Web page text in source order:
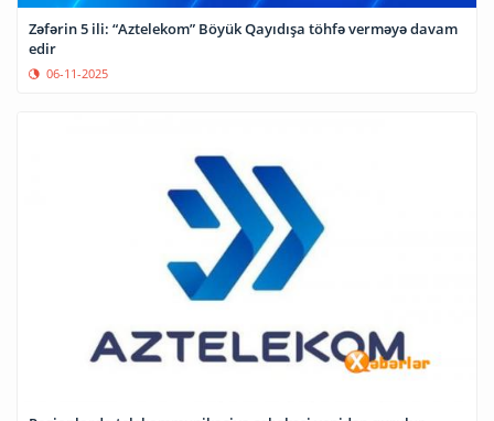
Zəfərin 5 ili: “Aztelekom” Böyük Qayıdışa töhfə verməyə davam
edir
06-11-2025